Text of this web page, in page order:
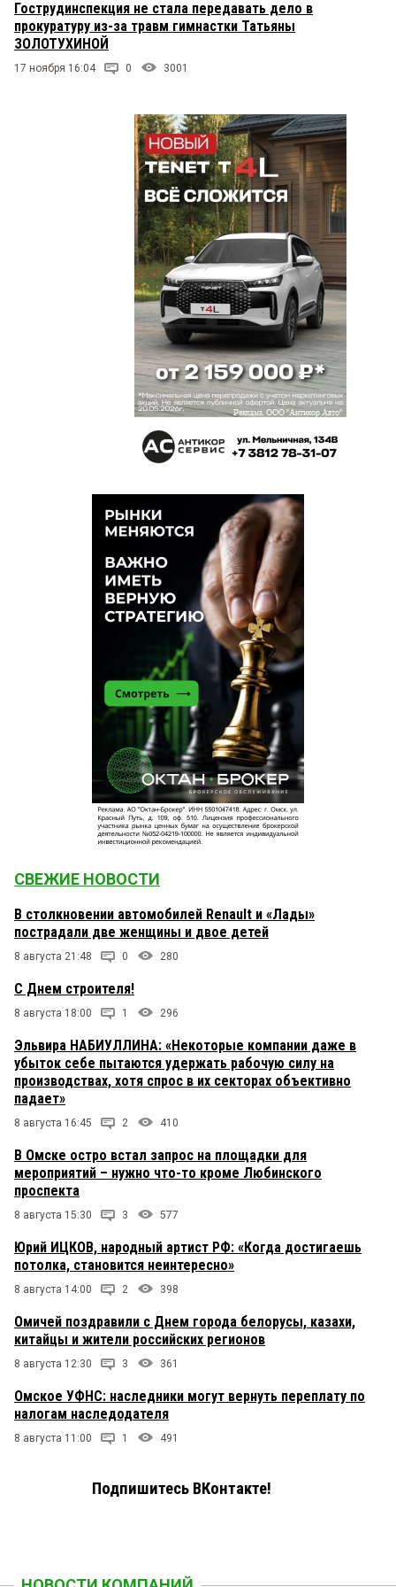
Гострудинспекция не стала передавать дело в
прокуратуру из-за травм гимнастки Татьяны
ЗОЛОТУХИНОЙ
17 ноября 16:04 0 3001
СВЕЖИЕ НОВОСТИ
В столкновении автомобилей Renault и «Лады»
пострадали две женщины и двое детей
8 августа 21:48 0 280
С Днем строителя!
8 августа 18:00 1 296
Эльвира НАБИУЛЛИНА: «Некоторые компании даже в
убыток себе пытаются удержать рабочую силу на
производствах, хотя спрос в их секторах объективно
падает»
8 августа 16:45 2 410
В Омске остро встал запрос на площадки для
мероприятий – нужно что-то кроме Любинского
проспекта
8 августа 15:30 3 577
Юрий ИЦКОВ, народный артист РФ: «Когда достигаешь
потолка, становится неинтересно»
8 августа 14:00 2 398
Омичей поздравили с Днем города белорусы, казахи,
китайцы и жители российских регионов
8 августа 12:30 3 361
Омское УФНС: наследники могут вернуть переплату по
налогам наследодателя
8 августа 11:00 1 491
Подпишитесь ВКонтакте!